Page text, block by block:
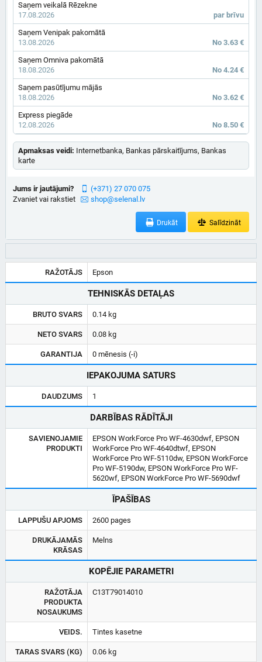
Saņem veikalā Rēzekne
17.08.2026
par brīvu
Saņem Venipak pakomātā
13.08.2026
No 3.63 €
Saņem Omniva pakomātā
18.08.2026
No 4.24 €
Saņem pasūtījumu mājās
18.08.2026
No 3.62 €
Express piegāde
12.08.2026
No 8.50 €
Apmaksas veidi: Internetbanka, Bankas pārskaitījums, Bankas
karte
Jums ir jautājumi?
Zvaniet vai rakstiet
(+371) 27 070 075
shop@selenal.lv
Drukāt Salīdzināt
RAŽOTĀJS Epson
TEHNISKĀS DETAĻAS
BRUTO SVARS 0.14 kg
NETO SVARS 0.08 kg
GARANTIJA 0 mēnesis (-i)
IEPAKOJUMA SATURS
DAUDZUMS 1
DARBĪBAS RĀDĪTĀJI
SAVIENOJAMIE
PRODUKTI
EPSON WorkForce Pro WF-4630dwf, EPSON
WorkForce Pro WF-4640dtwf, EPSON
WorkForce Pro WF-5110dw, EPSON WorkForce
Pro WF-5190dw, EPSON WorkForce Pro WF-
5620wf, EPSON WorkForce Pro WF-5690dwf
ĪPAŠĪBAS
LAPPUŠU APJOMS 2600 pages
DRUKĀJAMĀS
KRĀSAS
Melns
KOPĒJIE PARAMETRI
RAŽOTĀJA
PRODUKTA
NOSAUKUMS
C13T79014010
VEIDS. Tintes kasetne
TARAS SVARS (KG) 0.06 kg